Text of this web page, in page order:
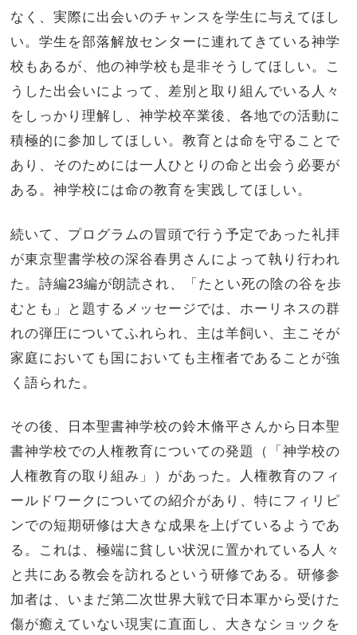
なく、実際に出会いのチャンスを学生に与えてほし
い。学生を部落解放センターに連れてきている神学
校もあるが、他の神学校も是非そうしてほしい。こ
うした出会いによって、差別と取り組んでいる人々
をしっかり理解し、神学校卒業後、各地での活動に
積極的に参加してほしい。教育とは命を守ることで
あり、そのためには一人ひとりの命と出会う必要が
ある。神学校には命の教育を実践してほしい。
続いて、プログラムの冒頭で行う予定であった礼拝
が東京聖書学校の深谷春男さんによって執り行われ
た。詩編23編が朗読され、「たとい死の陰の谷を歩
むとも」と題するメッセージでは、ホーリネスの群
れの弾圧についてふれられ、主は羊飼い、主こそが
家庭においても国においても主権者であることが強
く語られた。
その後、日本聖書神学校の鈴木脩平さんから日本聖
書神学校での人権教育についての発題（「神学校の
人権教育の取り組み」）があった。人権教育のフィ
ールドワークについての紹介があり、特にフィリピ
ンでの短期研修は大きな成果を上げているようであ
る。これは、極端に貧しい状況に置かれている人々
と共にある教会を訪れるという研修である。研修参
加者は、いまだ第二次世界大戦で日本軍から受けた
傷が癒えていない現実に直面し、大きなショックを